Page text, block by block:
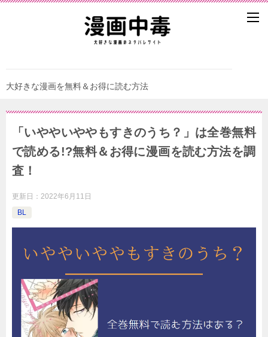
大好きな漫画を無料＆お得に読む方法
「いややいややもすきのうち？」は全巻無料
で読める!?無料＆お得に漫画を読む⽅法を調
査！
更新日： 2022年6月11日
BL